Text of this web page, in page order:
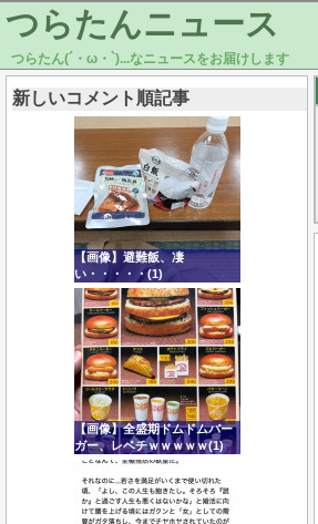
つらたんニュース
つらたん(´・ω・`)...なニュースをお届けします
新しいコメント順記事
【画像】避難飯、凄
い・・・・・(1)
【画像】全盛期ドムドムバー
ガー、レベチｗｗｗｗｗ(1)